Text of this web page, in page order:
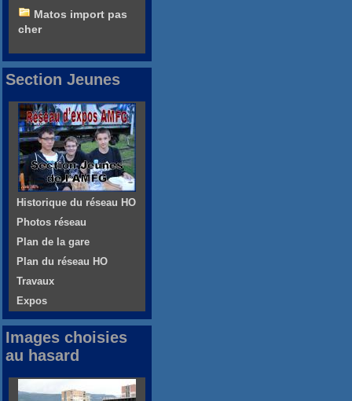
Matos import pas
cher
Section Jeunes
Historique du réseau HO
Photos réseau
Plan de la gare
Plan du réseau HO
Travaux
Expos
Images choisies
au hasard